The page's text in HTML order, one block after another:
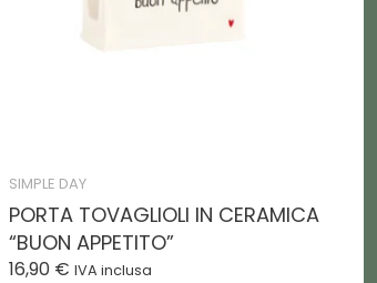
SIMPLE DAY
PORTA TOVAGLIOLI IN CERAMICA
“BUON APPETITO”
16,90 € IVA inclusa